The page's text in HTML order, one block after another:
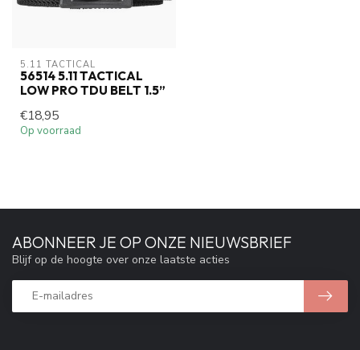
5.11 TACTICAL
56514 5.11 TACTICAL
LOW PRO TDU BELT 1.5”
€18,95
Op voorraad
ABONNEER JE OP ONZE NIEUWSBRIEF
Blijf op de hoogte over onze laatste acties